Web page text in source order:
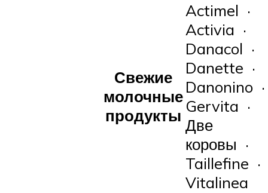
Свежие
молочные
продукты
Actimel ·
Activia ·
Danacol ·
Danette ·
Danonino ·
Gervita ·
Две
коровы ·
Taillefine ·
Vitalinea